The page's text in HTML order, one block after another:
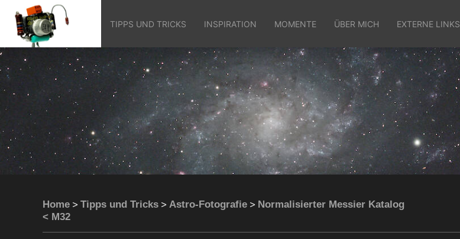
TIPPS UND TRICKS INSPIRATION MOMENTE ÜBER MICH EXTERNE LINKS
Home > Tipps und Tricks > Astro-Fotografie > Normalisierter Messier Katalog
< M32